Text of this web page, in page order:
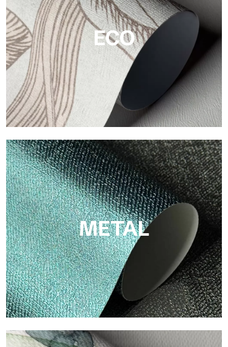
Flächen.
ECO
ECO
Eco von Tecnografica ist die ökologische Tapete aus
Zellulosefaser: nachhaltige Unterstützung, ohne PVC, mit
hellen Farben und hoher Qualität.
METAL